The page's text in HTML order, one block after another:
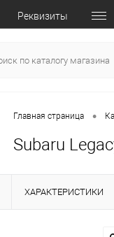
Реквизиты
Главная страница •
Subaru
ХАРАКТЕРИСТИКИ